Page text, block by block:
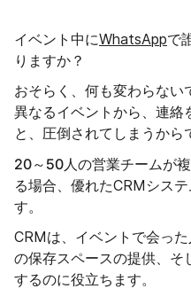
イベント中にWhatsAppで
りますか？
おそらく、何も変わらな
異なるイベントから、連絡
と、圧倒されてしまうから
20～50人の営業チームが
る場合、優れたCRMシス
す。
CRMは、イベントで会っ
の保存スペースの提供、そ
するのに役立ちます。